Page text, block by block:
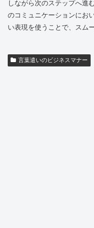
しながら次のステップへ進
のコミュニケーションにお
い表現を使うことで、スム
言葉遣いのビジネスマナー